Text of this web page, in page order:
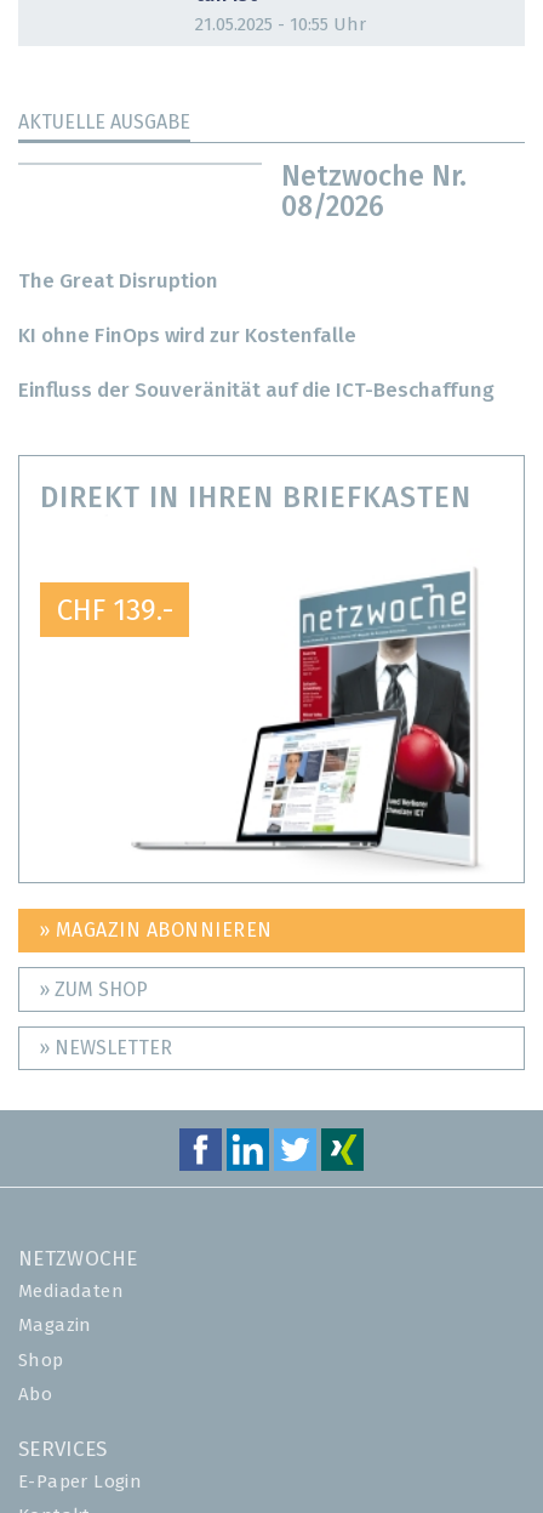
21.05.2025 - 10:55 Uhr
AKTUELLE AUSGABE
Netzwoche Nr.
08/2026
The Great Disruption
KI ohne FinOps wird zur Kostenfalle
Einfluss der Souveränität auf die ICT-Beschaffung
DIREKT IN IHREN BRIEFKASTEN
CHF 139.-
» MAGAZIN ABONNIEREN
» ZUM SHOP
» NEWSLETTER
NETZWOCHE
Mediadaten
Magazin
Shop
Abo
SERVICES
E-Paper Login